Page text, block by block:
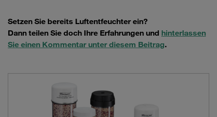
Setzen Sie bereits Luftentfeuchter ein?
Dann teilen Sie doch Ihre Erfahrungen und hinterlassen
Sie einen Kommentar unter diesem Beitrag.